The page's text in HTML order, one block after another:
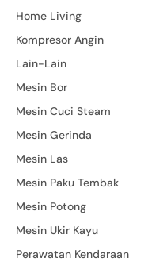
Home Living
Kompresor Angin
Lain-Lain
Mesin Bor
Mesin Cuci Steam
Mesin Gerinda
Mesin Las
Mesin Paku Tembak
Mesin Potong
Mesin Ukir Kayu
Perawatan Kendaraan